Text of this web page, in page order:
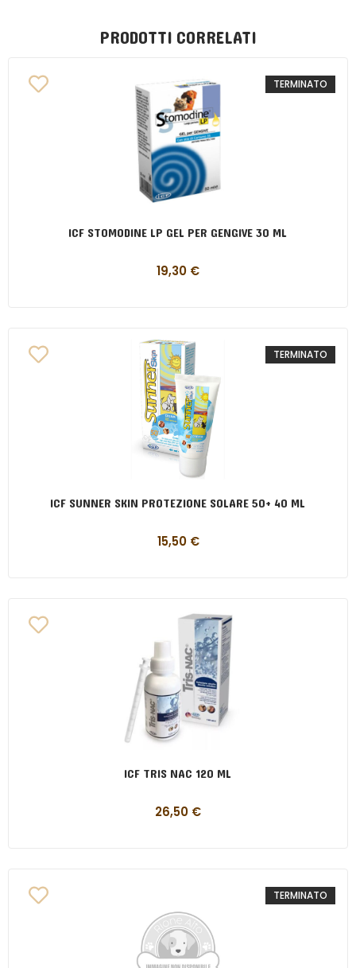
PRODOTTI CORRELATI
TERMINATO
ICF STOMODINE LP GEL PER GENGIVE 30 ML
19,30 €
TERMINATO
ICF SUNNER SKIN PROTEZIONE SOLARE 50+ 40 ML
15,50 €
ICF TRIS NAC 120 ML
26,50 €
TERMINATO